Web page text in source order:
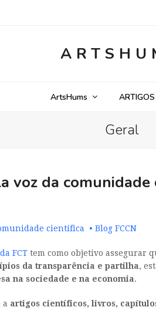
ArtsHums ARTIGOS
Geral
voz da
científica • Blog FCCN
FCT tem como objetivo assegurar
da transparência e partilha,
na sociedade e na economia.
a artigos científicos, livros,